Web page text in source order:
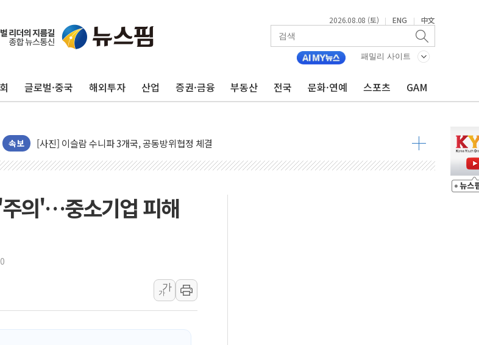
2026.08.08 (토) | ENG | 中文
패밀리 사이트
글로벌·중국 해외투자 산업 증권·금융 부동산 전국 문화·연예 스포츠 GAM
속보
[종합] 이슬람 수니파 3국, '공동방위협정' 체결… 이스라엘·이란 위협에 맞설 자체 억지력 강화
트럼프, 백신·자폐증 행정명령 검토…"이르면 다음 주"
이란 핵심 원유 수출항 '하르그섬', 최근 1주일 이상 '올스톱'… 美 해상봉쇄 영향
美 고용 쇼크에 엔화 장중 급등…시장은 "또 개입했나" 촉각
[종합] 美 7월 고용 2만3000명 감소 '쇼크'…9월 금리 인상 기대 후퇴
[사진] 이슬람 수니파 3개국, 공동방위협정 체결
뉴욕증시 개장 전 특징주...아틀라시안·클라우드플레어·태양광주↑ VS 트레이드데스크·웬디스↓
보훈부, 미 DPAA와 MOU… "6·25 미군 실종자 7359명 끝까지 찾겠다"
주의'…중소기업 피해
가
가